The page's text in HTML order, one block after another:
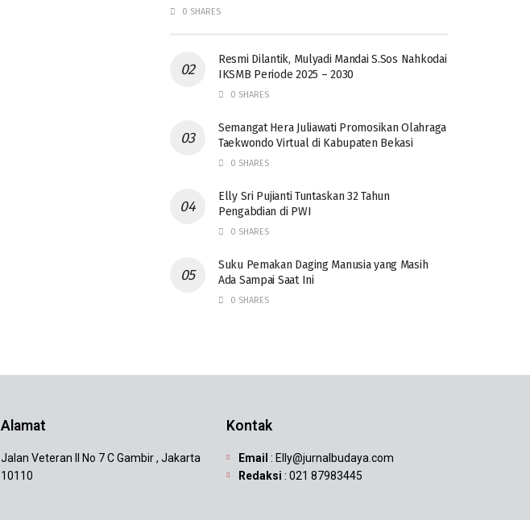
0 SHARES
Resmi Dilantik, Mulyadi Mandai S.Sos Nahkodai
IKSMB Periode 2025 – 2030
0 SHARES
Semangat Hera Juliawati Promosikan Olahraga
Taekwondo Virtual di Kabupaten Bekasi
0 SHARES
Elly Sri Pujianti Tuntaskan 32 Tahun
Pengabdian di PWI
0 SHARES
‎Suku Pemakan Daging Manusia yang Masih
Ada Sampai Saat Ini
0 SHARES
Alamat
Jalan Veteran II No 7 C Gambir , Jakarta
10110
Kontak
Email : Elly@jurnalbudaya.com
Redaksi : 021 87983445